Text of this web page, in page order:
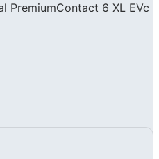
PremiumContact 6 XL EVc